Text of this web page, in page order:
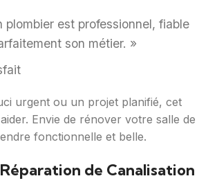
plombier est professionnel, fiable
son métier. »
urgent ou un projet planifié, cet
Envie de rénover votre salle de
fonctionnelle et belle.
de Canalisation